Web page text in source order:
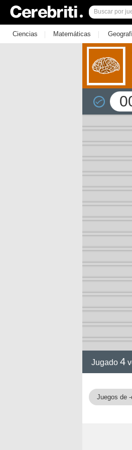
Ciencias | Matemáticas |
Jugado 4
Juegos de